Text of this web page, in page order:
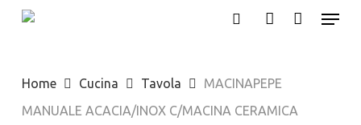
Skip
content
Menu
Home Cucina Tavola
MACINAPEPE
MANUALE ACACIA/INOX C/MACINA CERAMICA